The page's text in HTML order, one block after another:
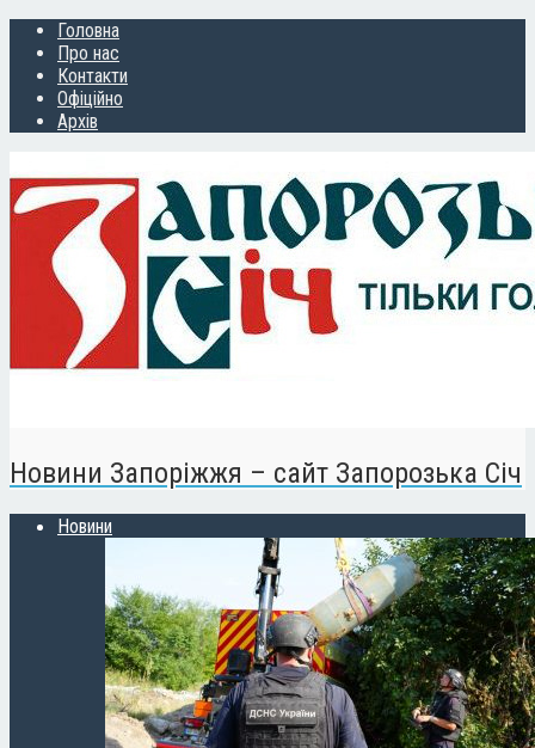
Головна
Про нас
Контакти
Офіційно
Архів
Новини Запоріжжя – сайт Запорозька Січ
Новини